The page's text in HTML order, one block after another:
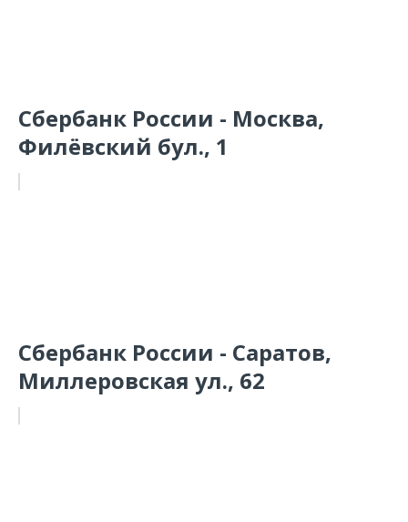
Сбербанк России - Москва,
Филёвский бул., 1
Сбербанк России - Саратов,
Миллеровская ул., 62